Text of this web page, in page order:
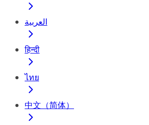
العربية
हिन्दी
ไทย
中文（简体）